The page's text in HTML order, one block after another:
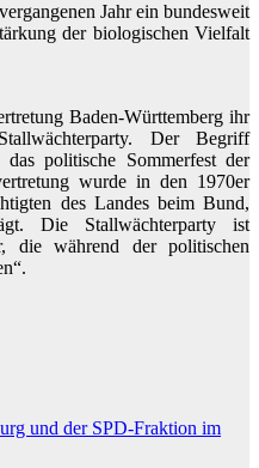
Jahr ein bundesweit
der biologischen Vielfalt
Baden-Württemberg ihr
Der Begriff
politische Sommerfest der
wurde in den 1970er
des Landes beim Bund,
Die Stallwächterparty ist
die während der politischen
und der SPD-Fraktion im